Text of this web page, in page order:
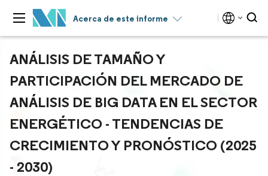
Acerca de este informe
ANÁLISIS DE TAMAÑO Y
PARTICIPACIÓN DEL MERCADO DE
ANÁLISIS DE BIG DATA EN EL SECTOR
ENERGÉTICO - TENDENCIAS DE
CRECIMIENTO Y PRONÓSTICO (2025
- 2030)